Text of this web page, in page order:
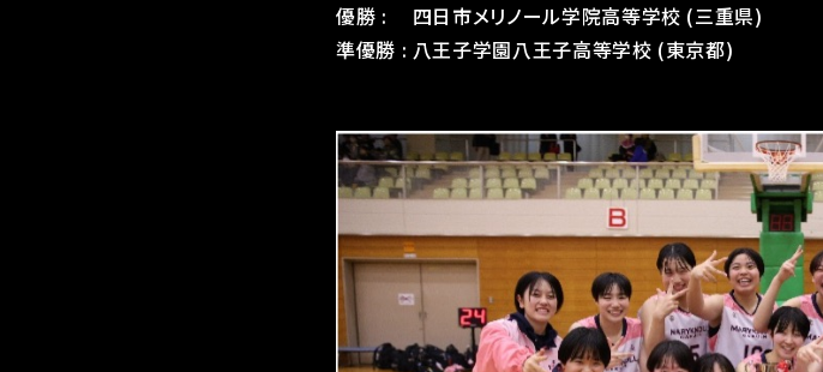
優勝 : 四日市メリノール学院高等学校 (三重県)
準優勝 : 八王子学園八王子高等学校 (東京都)